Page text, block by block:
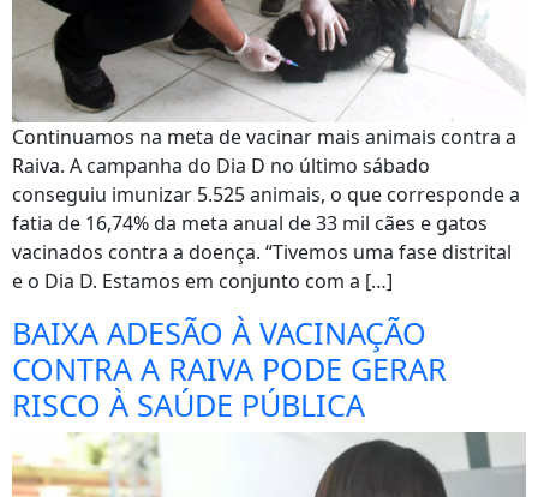
Continuamos na meta de vacinar mais animais contra a
Raiva. A campanha do Dia D no último sábado
conseguiu imunizar 5.525 animais, o que corresponde a
fatia de 16,74% da meta anual de 33 mil cães e gatos
vacinados contra a doença. “Tivemos uma fase distrital
e o Dia D. Estamos em conjunto com a […]
BAIXA ADESÃO À VACINAÇÃO
CONTRA A RAIVA PODE GERAR
RISCO À SAÚDE PÚBLICA